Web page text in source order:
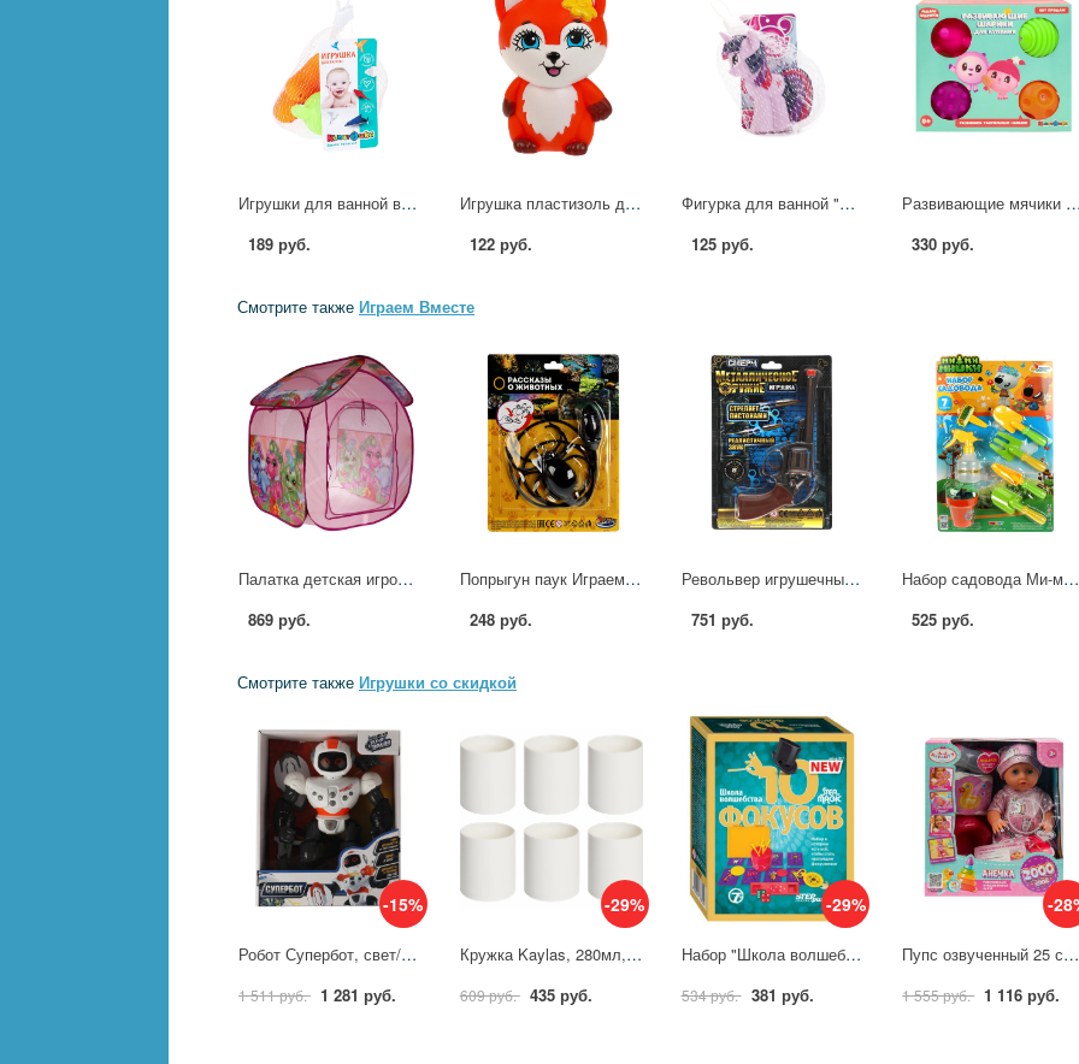
Игрушки для ванной в сетке Играем Вместе YG98155 (120)
189 руб.
Игрушка пластизоль для ванны Лисичка 10 см. Энчантималс в сетке КАПИТОШКА LX-FEL
122 руб.
Фигурка для ванной "My Little Pony" в асс. Играем вместе 47RUS
125 руб.
Развивающие мячики для купания "Малышарики" 4 шт. Играем Вместе MAL-79178-B01
330 руб.
Смотрите также Играем Вместе
Палатка детская игровая Динозавры 83х80х105 см. в сумке Играем Вместе GFA-DINO-R
869 руб.
Попрыгун паук Играем Вместе 1012C163-R
248 руб.
Револьвер игрушечный для стрельбы пистонами 8 зарядов, металл Играем Вместе 89203-S6006BC-R
751 руб.
Набор садовода Ми-ми-мишки Играем Вместе 1904Z001-R
525 руб.
Смотрите также Игрушки со скидкой
-15%
Робот Супербот, свет/звук Технодрайв T79-D7527-RS
1 511 руб. 1 281 руб.
-29%
Кружка Kaylas, 280мл, фарфор, белая без ручки 6шт/уп 2006331
609 руб. 435 руб.
-29%
Набор "Школа волшебства" 10 фокусов №7 Степ пазл (Step) 76602
534 руб. 381 руб.
-
Пупс озвученный 25 см. музыка Шаинского, пьет, писает, 4 акс-ра, 2000 слов Карапуз Y25BB-CAT-24-RU-WOD
1 555 руб. 1 116 руб.